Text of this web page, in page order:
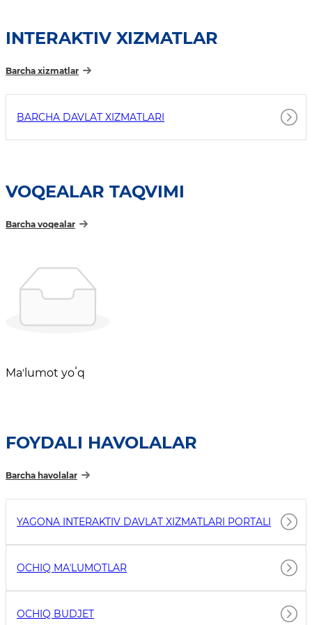
INTERAKTIV XIZMATLAR
Barcha xizmatlar
BARCHA DAVLAT XIZMATLARI
VOQEALAR TAQVIMI
Barcha voqealar
Maʼlumot yoʻq
FOYDALI HAVOLALAR
Barcha havolalar
YAGONA INTERAKTIV DAVLAT XIZMATLARI PORTALI
OCHIQ MAʼLUMOTLAR
OCHIQ BUDJET